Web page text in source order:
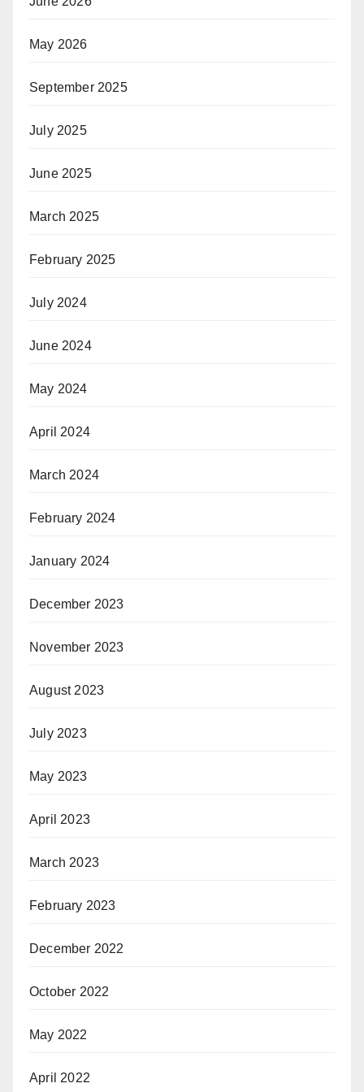
May 2026
September 2025
July 2025
June 2025
March 2025
February 2025
July 2024
June 2024
May 2024
April 2024
March 2024
February 2024
January 2024
December 2023
November 2023
August 2023
July 2023
May 2023
April 2023
March 2023
February 2023
December 2022
October 2022
May 2022
April 2022